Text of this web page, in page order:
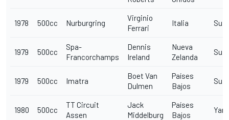
1978 500cc Nurburgring
Virginio
Ferrari
Italia
1979 500cc
Spa-
Francorchamps
Dennis
Ireland
Nueva
Zelanda
1979 500cc Imatra
Boet Van
Dulmen
Países
Bajos
1980 500cc
TT Circuit
Assen
Jack
Middelburg
Países
Bajos